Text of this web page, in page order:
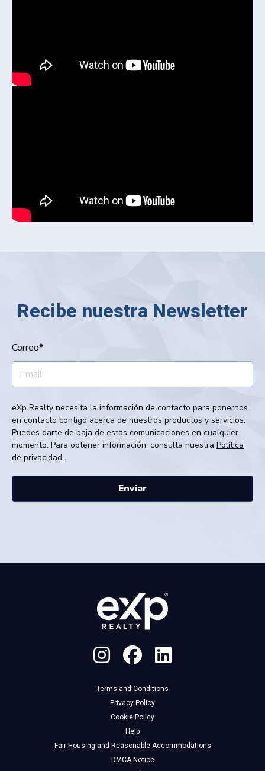
Recibe nuestra Newsletter
Correo*
eXp Realty necesita la información de contacto para ponernos
en contacto contigo acerca de nuestros productos y servicios.
Puedes darte de baja de estas comunicaciones en cualquier
momento. Para obtener información, consulta nuestra Política
de privacidad.
Terms and Conditions
Privacy Policy
Cookie Policy
Help
Fair Housing and Reasonable Accommodations
DMCA Notice